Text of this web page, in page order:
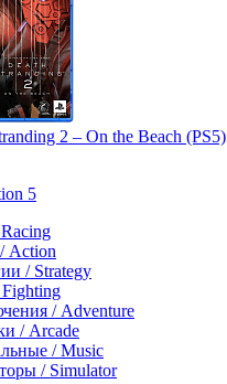
2 – On the Beach (PS5)
5
Action
/ Strategy
/ Adventure
/ Arcade
/ Music
/ Simulator